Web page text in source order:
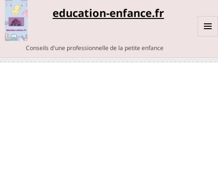
education-enfance.fr
Conseils d'une professionnelle de la petite enfance